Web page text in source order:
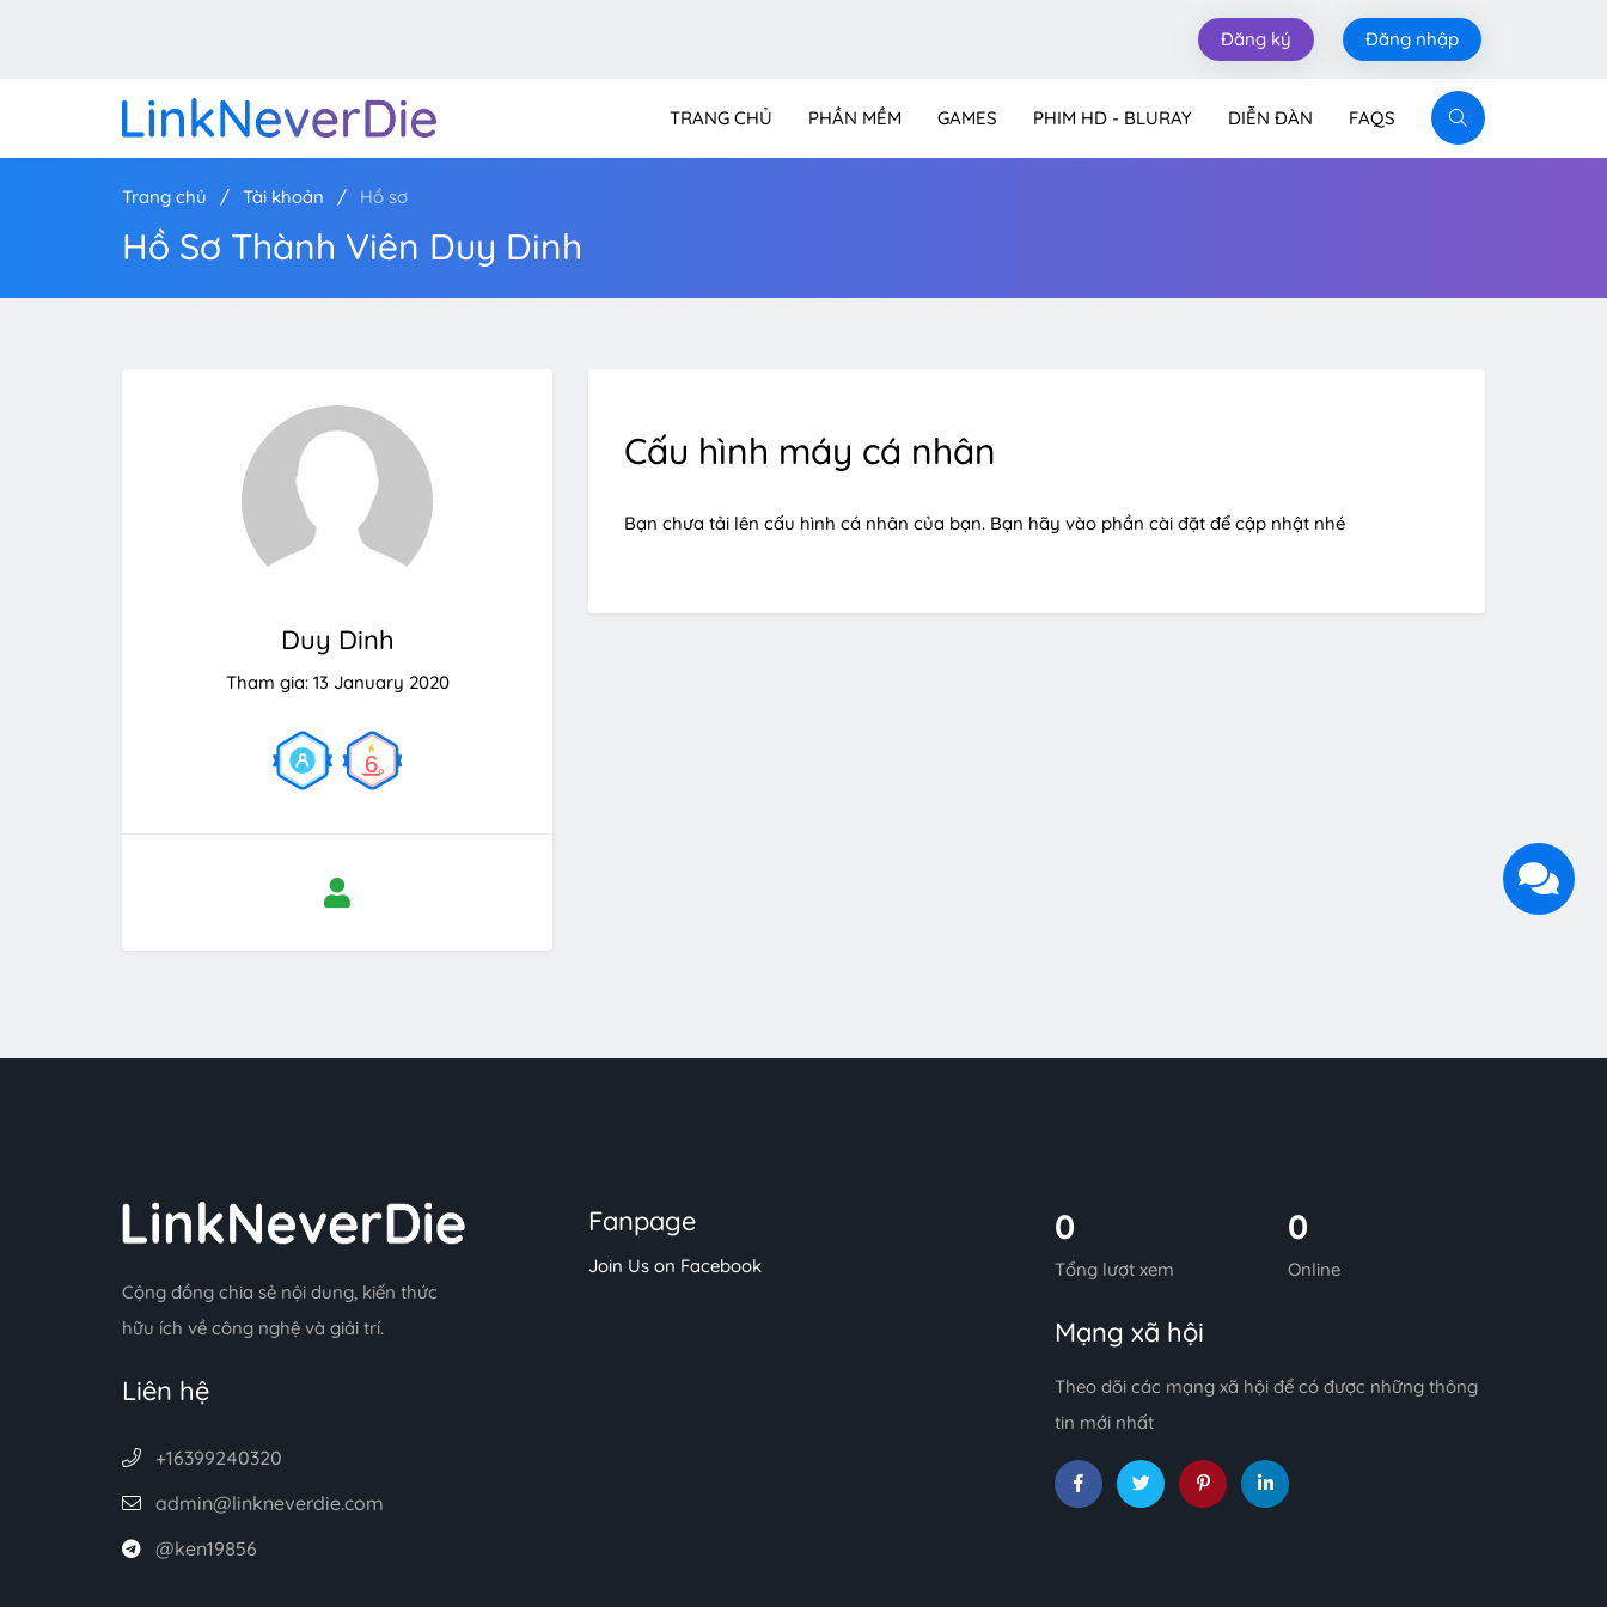
Đăng ký Đăng nhập
TRANG CHỦ PHẦN MỀM GAMES PHIM HD - BLURAY DIỄN ĐÀN FAQS
Trang chủ Tài khoản Hồ sơ
Hồ Sơ Thành Viên Duy Dinh
Duy Dinh
Tham gia: 13 January 2020
Cấu hình máy cá nhân
Bạn chưa tải lên cấu hình cá nhân của bạn. Bạn hãy vào phần cài đặt để cập nhật nhé
Cộng đồng chia sẻ nội dung, kiến thức
hữu ích về công nghệ và giải trí.
Liên hệ
+16399240320
admin@linkneverdie.com
@ken19856
Fanpage
Join Us on Facebook
0
Tổng lượt xem
0
Online
Mạng xã hội
Theo dõi các mạng xã hội để có được những thông
tin mới nhất